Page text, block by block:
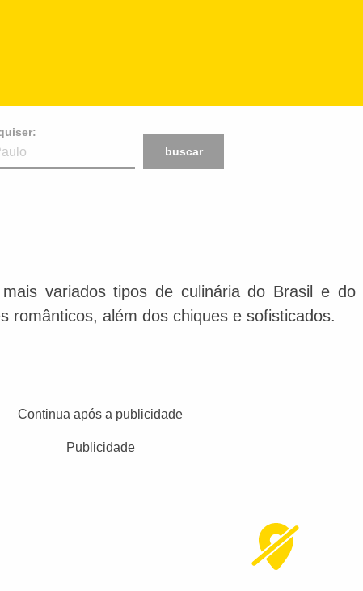
buscar
variados tipos de culinária do Brasil e
românticos, além dos chiques e sofisticados.
Continua após a publicidade
Publicidade